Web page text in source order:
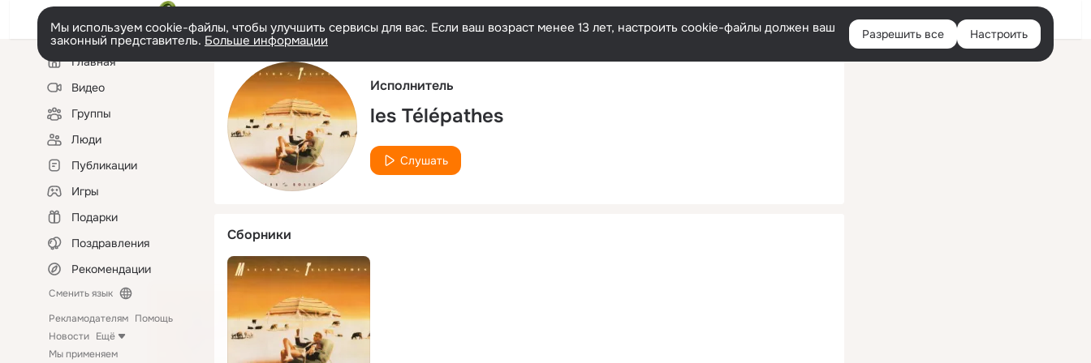
Русский Войти
Мы используем cookie-файлы, чтобы улучшить сервисы для вас. Если ваш возраст менее 13 лет, настроить cookie-файлы должен ваш
законный представитель. Больше информации Разрешить все Настроить
Левая
колонкаГлавная
Видео
Группы
Люди
Публикации
Игры
Подарки
Поздравления
Рекомендации
Сменить язык
Рекламодателям Помощь
Новости Ещё
Мы применяем
Исполнитель
les Télépathes
Слушать
Сборники